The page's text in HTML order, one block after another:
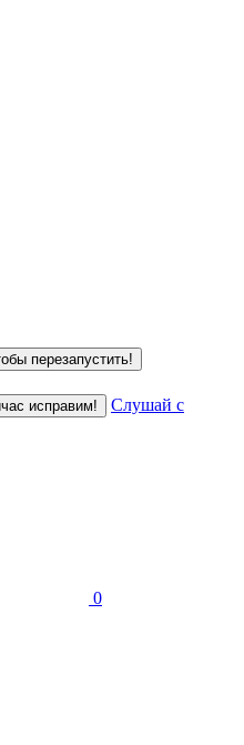
перезапустить!
исправим!
Слушай с
0